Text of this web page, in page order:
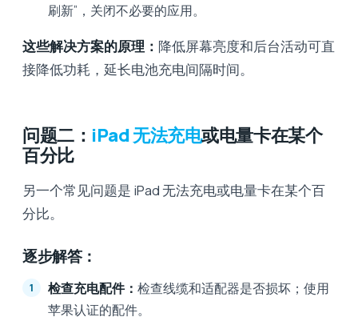
刷新”，关闭不必要的应用。
这些解决方案的原理： 降低屏幕亮度和后台活动可直
接降低功耗，延长电池充电间隔时间。
问题二： iPad 无法充电或电量卡在某个
百分比
另一个常见问题是 iPad 无法充电或电量卡在某个百
分比。
逐步解答：
检查充电配件： 检查线缆和适配器是否损坏；使用
苹果认证的配件。